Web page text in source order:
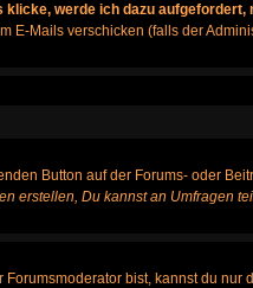
werde ich dazu aufgefordert,
E-Mails verschicken (falls der
Button auf der Forums- oder
erstellen, Du kannst an Umfragen
bist, kannst du